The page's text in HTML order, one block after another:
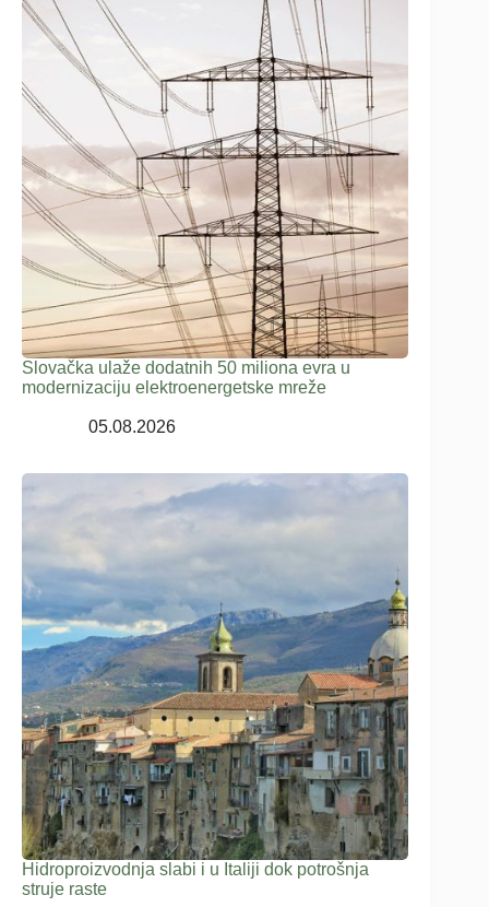
Slovačka ulaže dodatnih 50 miliona evra u
modernizaciju elektroenergetske mreže
05.08.2026
Hidroproizvodnja slabi i u Italiji dok potrošnja
struje raste